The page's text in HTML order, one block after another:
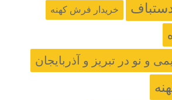
خریدار فرش کهنه
و نو در تبریز و آذربایجان